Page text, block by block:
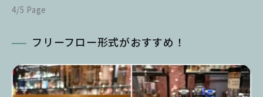
4/5 Page
フリーフロー形式がおすすめ！